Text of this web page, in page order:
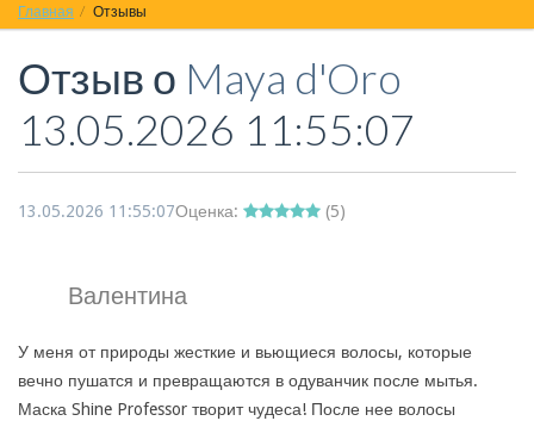
Спорт Фильмы
Красота Здоровье Остальное
Главная Отзывы
Отзыв о Maya d'Oro
13.05.2026 11:55:07
13.05.2026 11:55:07Оценка: (5)
Валентина
У меня от природы жесткие и вьющиеся волосы, которые
вечно пушатся и превращаются в одуванчик после мытья.
Маска Shine Professor творит чудеса! После нее волосы